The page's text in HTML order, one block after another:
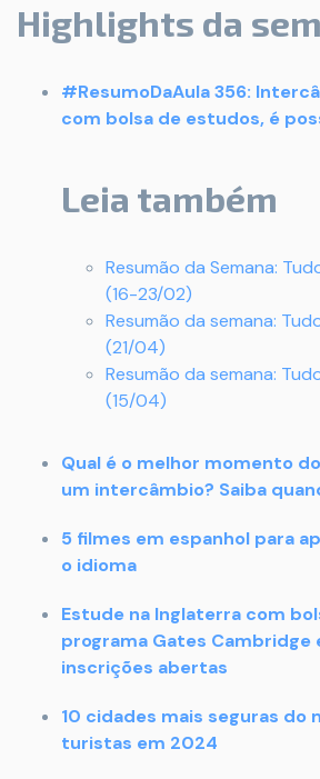
Highlights da
#ResumoDaAula 356:
com bolsa de estudos, é
Leia também
Resumão da Semana:
(16-23/02)
Resumão da semana:
(21/04)
Resumão da semana:
(15/04)
Qual é o melhor momento
um intercâmbio? Saiba
5 filmes em espanhol para
o idioma
Estude na Inglaterra com
programa Gates Cambridge
inscrições abertas
10 cidades mais seguras do
turistas em 2024